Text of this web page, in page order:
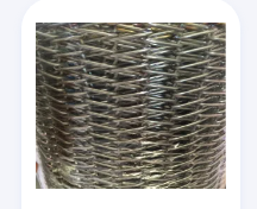
उत्पाद
हमारे बारे में
फैक्टरी यात्रा